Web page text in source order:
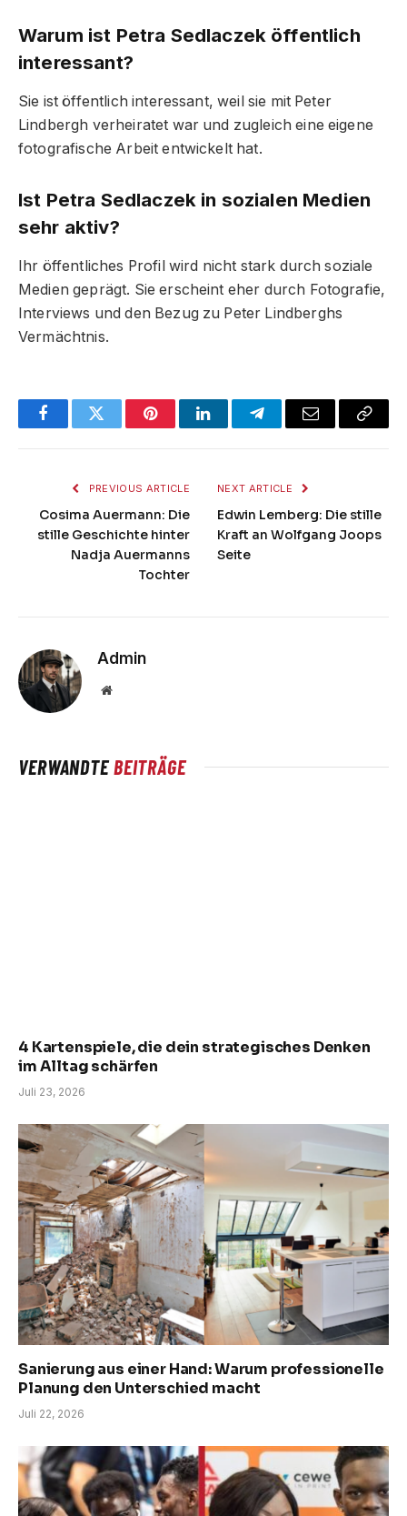
Warum ist Petra Sedlaczek öffentlich
interessant?
Sie ist öffentlich interessant, weil sie mit Peter
Lindbergh verheiratet war und zugleich eine eigene
fotografische Arbeit entwickelt hat.
Ist Petra Sedlaczek in sozialen Medien
sehr aktiv?
Ihr öffentliches Profil wird nicht stark durch soziale
Medien geprägt. Sie erscheint eher durch Fotografie,
Interviews und den Bezug zu Peter Lindberghs
Vermächtnis.
FacebookTwitter PinterestLinkedInTelegramEmail
Copy
PREVIOUS ARTICLE
Cosima Auermann: Die
stille Geschichte hinter
Nadja Auermanns
Tochter
NEXT ARTICLE
Edwin Lemberg: Die stille
Kraft an Wolfgang Joops
Seite
Admin
Website
VERWANDTEBEITRÄGE
4 Kartenspiele, die dein strategisches Denken
im Alltag schärfen
Juli 23, 2026
Sanierung aus einer Hand: Warum professionelle
Planung den Unterschied macht
Juli 22, 2026